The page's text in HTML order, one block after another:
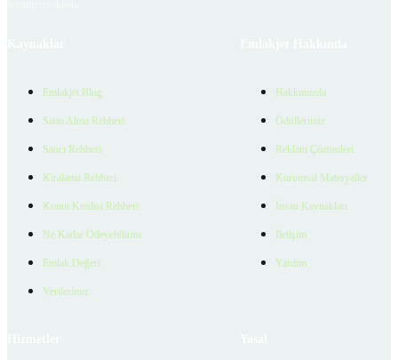
Emlakjet Blog
Satın Alma Rehberi
Satıcı Rehberi
Kiralama Rehberi
Konut Kredisi Rehberi
Ne Kadar Ödeyebilirim
Emlak Değeri
Verilerimiz
Hakkımızda
Ödüllerimiz
Reklam Çözümleri
Kurumsal Materyaller
İnsan Kaynakları
İletişim
Yardım